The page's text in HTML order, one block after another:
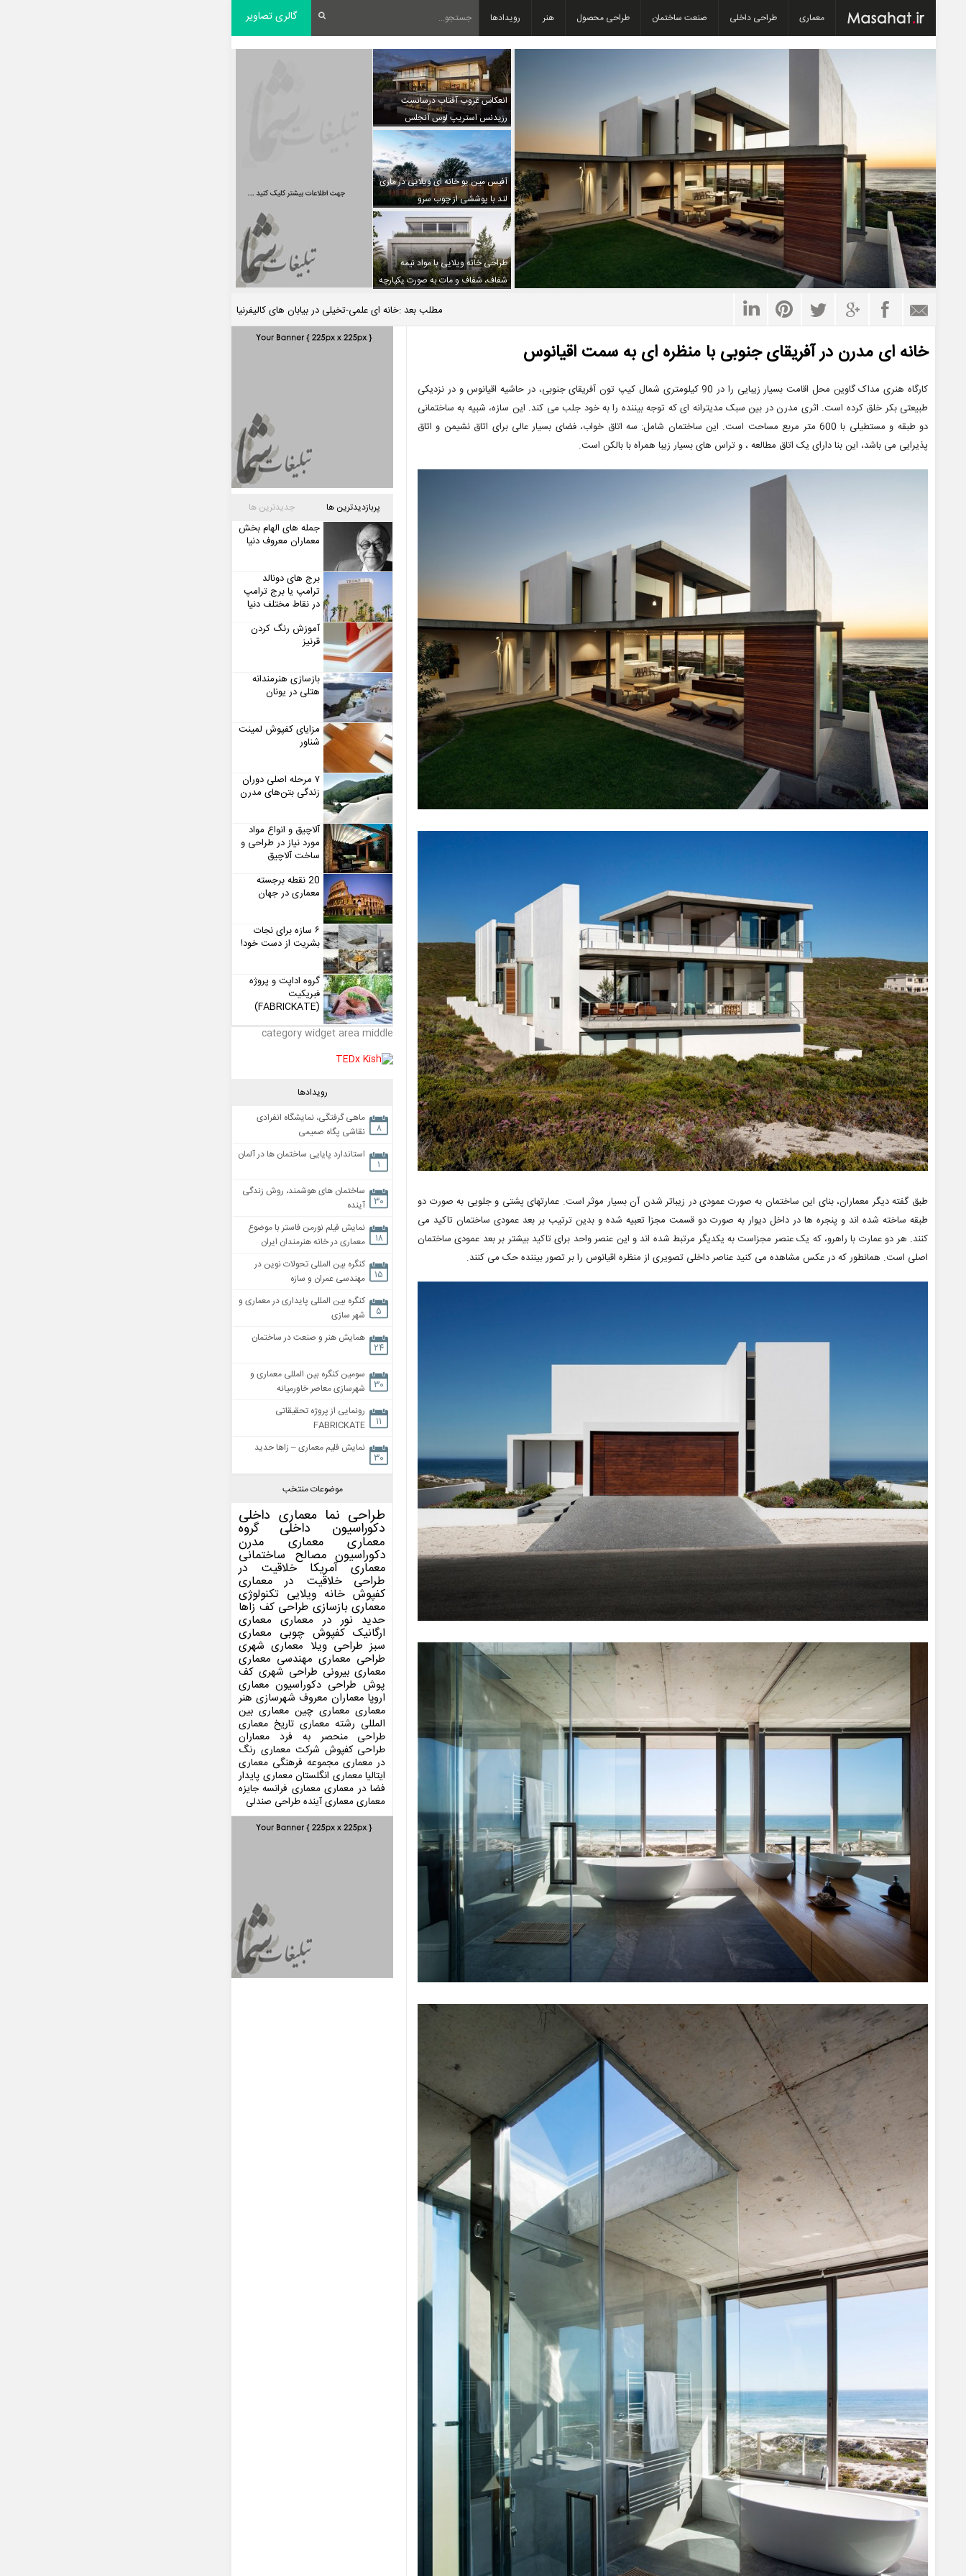
معماری طراحی داخلی صنعت ساختمان طراحی محصول هنر رویدادها گالری تصاویر
انعکاس غروب آفتاب درسانست
رزیدنس استریپ لوس آنجلس
آفیس مین یو خانه ای ویلایی در ماری
لند با پوششی از چوب سرو
طراحی خانه ویلایی با مواد نیمه
شفاف، شفاف و مات به صورت یکپارچه
مطلب بعد :خانه ای علمی-تخیلی در بیابان های کالیفرنیا
خانه ای مدرن در آفریقای جنوبی با منظره ای به سمت اقیانوس
کارگاه هنری مداک گاوین محل اقامت بسیار زیبایی را در 90 کیلومتری شمال کیپ تون آفریقای جنوبی، در حاشیه اقیانوس و در نزدیکی
طبیعتی بکر خلق کرده است. اثری مدرن در بین سبک مدیترانه ای که توجه بیننده را به خود جلب می کند. این سازه، شبیه به ساختمانی
دو طبقه و مستطیلی با 600 متر مربع مساحت است. این ساختمان شامل: سه اتاق خواب، فضای بسیار عالی برای اتاق نشیمن و اتاق
پذیرایی می باشد، این بنا دارای یک اتاق مطالعه ، و تراس های بسیار زیبا همراه با بالکن است.
طبق گفته دیگر معماران، بنای این ساختمان به صورت عمودی در زیباتر شدن آن بسیار موثر است. عمارتهای پشتی و جلویی به صورت دو
طبقه ساخته شده اند و پنجره ها در داخل دیوار به صورت دو قسمت مجزا تعبیه شده و بدین ترتیب بر بعد عمودی ساختمان تاکید می
کنند. هر دو عمارت با راهرو، که یک عنصر مجزاست به یکدیگر مرتبط شده اند و این عنصر واحد برای تاکید بیشتر بر بعد عمودی ساختمان
اصلی است. همانطور که در عکس مشاهده می کنید عناصر داخلی تصویری از منظره اقیانوس را بر تصور بیننده حک می کنند.
پربازدیدترین ها جدیدترین ها
جمله های الهام بخش
معماران معروف دنیا
برج های دونالد
ترامپ یا برج ترامپ
در نقاط مختلف دنیا
آموزش رنگ کردن
قرنیز
بازسازی هنرمندانه
هتلی در یونان
مزایای کفپوش لمینت
شناور
۷ مرحله اصلی دوران
زندگی بتن‌های مدرن
آلاچیق و انواع مواد
مورد نیاز در طراحی و
ساخت آلاچیق
20 نقطه برجسته
معماری در جهان
۶ سازه برای نجات
بشریت از دست خود!
گروه اداپت و پروژه
فبریکیت
(FABRICKATE)
category widget area middle
رویدادها
۸
ماهی گرفتگی، نمایشگاه انفرادی
نقاشی پگاه صمیمی
۱
استاندارد پایایی ساختمان ها در آلمان
۳۰
ساختمان های هوشمند، روش زندگی
آینده
۱۸
نمایش فیلم نورمن فاستر با موضوع
معماری در خانه هنرمندان ایران
۱۵
کنگره بین المللی تحولات نوین در
مهندسی عمران و سازه
۵
کنگره بین المللی پایداری در معماری و
شهر سازی
۲۴
همایش هنر و صنعت در ساختمان
۳۰
سومین کنگره بین المللی معماری و
شهرسازی معاصر خاورمیانه
۱۱
رونمایی از پروژه تحقیقاتی
FABRICKATE
۳۰
نمایش فلیم معماری – زاها حدید
موضوعات منتخب
طراحی نما معماری داخلی
دکوراسیون داخلی گروه
معماری معماری مدرن
دکوراسیون مصالح ساختمانی
معماری آمریکا خلاقیت در
طراحی خلاقیت در معماری
کفپوش خانه ویلایی تکنولوژی
معماری بازسازی طراحی کف زاها
حدید نور در معماری معماری
ارگانیک کفپوش چوبی معماری
سبز طراحی ویلا معماری شهری
طراحی معماری مهندسی معماری
معماری بیرونی طراحی شهری کف
پوش طراحی دکوراسیون معماری
اروپا معماران معروف شهرسازی هنر
معماری معماری چین معماری بین
المللی رشته معماری تاریخ معماری
طراحی منحصر به فرد معماران
طراحی کفپوش شرکت معماری رنگ
در معماری مجموعه فرهنگی معماری
ایتالیا معماری انگلستان معماری پایدار
فضا در معماری معماری فرانسه جایزه
معماریمعماری آیندهطراحی صندلی